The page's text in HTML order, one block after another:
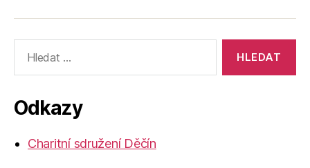
vyhledávání:
Odkazy
Charitní sdružení Děčín